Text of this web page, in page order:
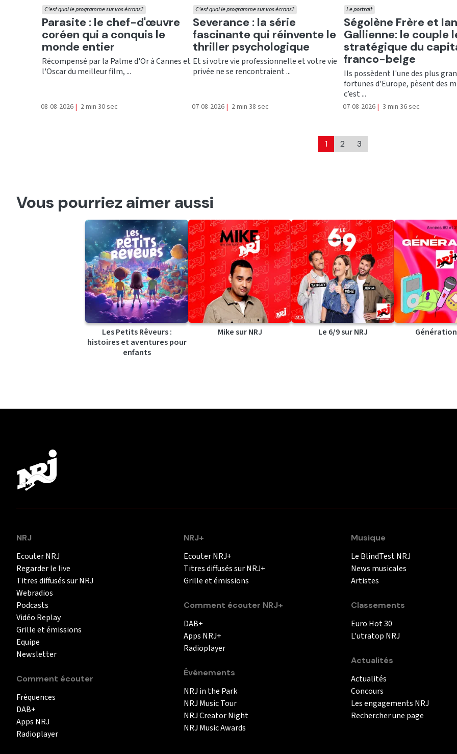
Ecouter
Parasite : le chef-d'œuvre
coréen qui a conquis le
monde entier
C'est quoi le programme sur vos écrans?
Récompensé par la Palme d'Or à Cannes et
l'Oscar du meilleur film, ...
08-08-2026 | 2 min 30 sec
Ecouter
Severance : la série
fascinante qui réinvente le
thriller psychologique
C'est quoi le programme sur vos écrans?
Et si votre vie professionnelle et votre vie
privée ne se rencontraient ...
07-08-2026 | 2 min 38 sec
Ecouter
Ségolène Frère et Ian
Gallienne: le couple
stratégique du
franco-belge
Le portrait
Ils possèdent l'une des plus
fortunes d'Europe, pèsent des
c’est ...
07-08-2026 | 3 min 36 sec
1 2 3
Vous pourriez aimer aussi
Les Petits Rêveurs :
histoires et aventures pour
enfants
Mike sur NRJ Le 6/9 sur NRJ Génération
NRJ
Ecouter NRJ
Regarder le live
Titres diffusés sur NRJ
Webradios
Podcasts
Vidéo Replay
Grille et émissions
Equipe
Newsletter
Comment écouter
Fréquences
DAB+
Apps NRJ
Radioplayer
NRJ+
Ecouter NRJ+
Titres diffusés sur NRJ+
Grille et émissions
Comment écouter NRJ+
DAB+
Apps NRJ+
Radioplayer
Événements
NRJ in the Park
NRJ Music Tour
NRJ Creator Night
NRJ Music Awards
Musique
Le BlindTest NRJ
News musicales
Artistes
Classements
Euro Hot 30
L'utratop NRJ
Actualités
Actualités
Concours
Les engagements NRJ
Rechercher une page